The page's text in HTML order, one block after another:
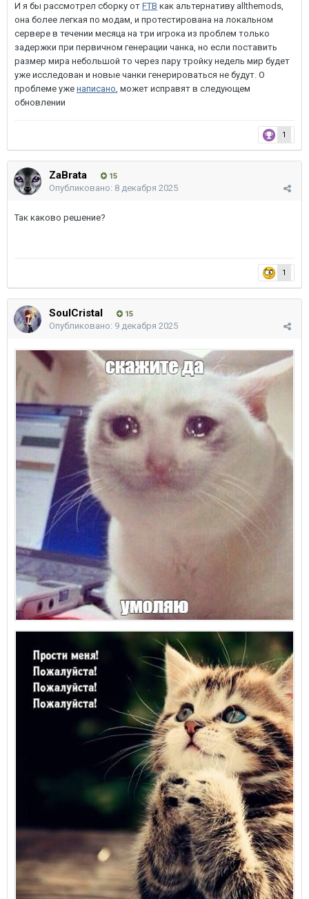
И я бы рассмотрел сборку от FTB как альтернативу allthemods,
она более легкая по модам, и протестирована на локальном
сервере в течении месяца на три игрока из проблем только
задержки при первичном генерации чанка, но если поставить
размер мира небольшой то через пару тройку недель мир будет
уже исследован и новые чанки генерироваться не будут. О
проблеме уже написано, может исправят в следующем
обновлении
1
ZaBrata 15
Опубликовано: 8 декабря 2025
Так каково решение?
1
SoulCristal 15
Опубликовано: 9 декабря 2025